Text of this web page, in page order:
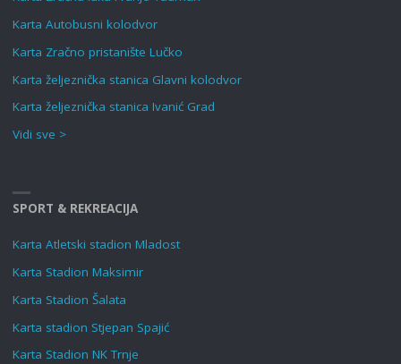
Karta Autobusni kolodvor
Karta Zračno pristanište Lučko
Karta željeznička stanica Glavni kolodvor
Karta željeznička stanica Ivanić Grad
Vidi sve >
SPORT & REKREACIJA
Karta Atletski stadion Mladost
Karta Stadion Maksimir
Karta Stadion Šalata
Karta stadion Stjepan Spajić
Karta Stadion NK Trnje